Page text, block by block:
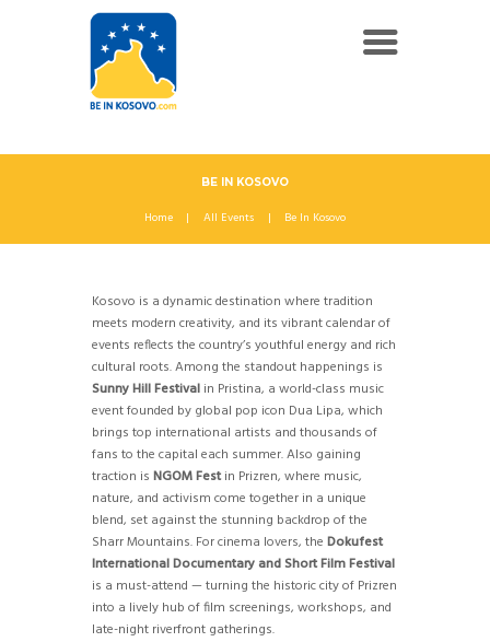
BE IN KOSOVO
Home All Events Be In Kosovo
Kosovo is a dynamic destination where tradition
meets modern creativity, and its vibrant calendar of
events reflects the country’s youthful energy and rich
cultural roots. Among the standout happenings is
Sunny Hill Festival in Pristina, a world-class music
event founded by global pop icon Dua Lipa, which
brings top international artists and thousands of
fans to the capital each summer. Also gaining
traction is NGOM Festin Prizren, where music,
nature, and activism come together in a unique
blend, set against the stunning backdrop of the
Sharr Mountains. For cinema lovers, the Dokufest
International Documentary and Short Film Festival
is a must-attend — turning the historic city of Prizren
into a lively hub of film screenings, workshops, and
late-night riverfront gatherings.